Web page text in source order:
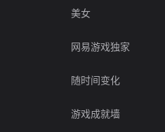
美女
网易游戏独家
随时间变化
游戏成就墙